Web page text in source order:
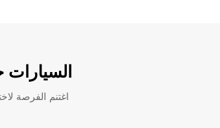
اغتنم الفرصة